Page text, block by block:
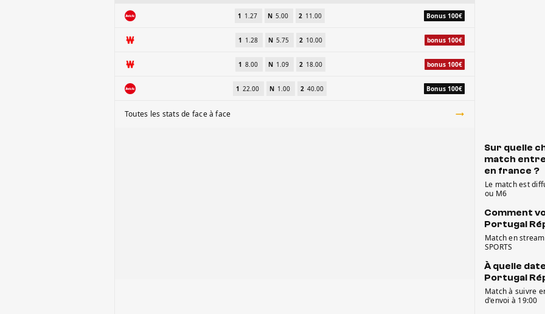
1 1.27 N 5.00 2 11.00 Bonus 100€
1 1.28 N 5.75 2 10.00 bonus 100€
1 8.00 N 1.09 2 18.00 bonus 100€
1 22.00 N 1.00 2 40.00 Bonus 100€
Toutes les stats de face à face
Sur quelle
match
en france ?
Le match est
ou M6
Comment
Portugal
Match en
SPORTS
À quelle
Portugal
Match à suivre
d'envoi à 19:00